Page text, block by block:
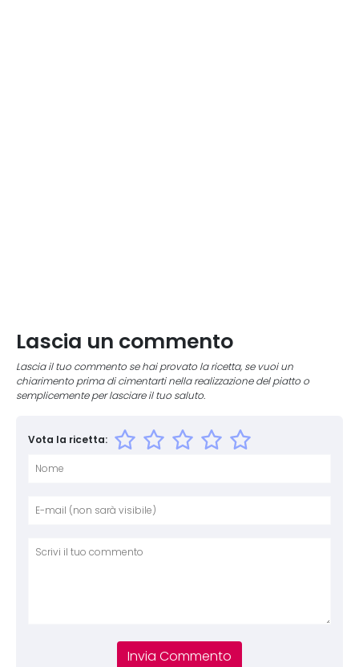
Lascia un commento
Lascia il tuo commento se hai provato la ricetta, se vuoi un
chiarimento prima di cimentarti nella realizzazione del piatto o
semplicemente per lasciare il tuo saluto.
Vota la ricetta: